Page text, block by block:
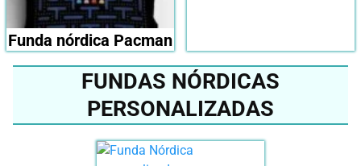
Funda nórdica Pacman
FUNDAS NÓRDICAS
PERSONALIZADAS